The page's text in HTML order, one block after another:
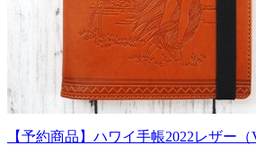
【予約商品】ハワイ手帳2022レザー（